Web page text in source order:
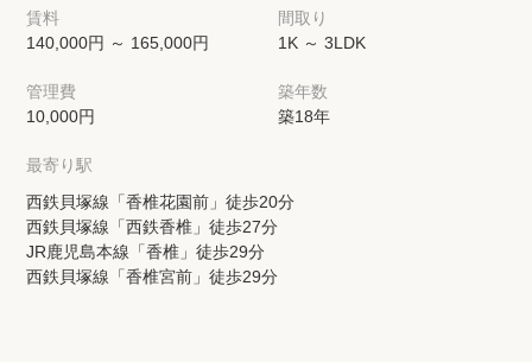
希望条件を伝えてプロに探してもらう
来店予約
各種お問い合わせ
高級賃貸物件コラム
高級賃貸物件トピック 会社概要
賃料
140,000円 ～ 165,000円
間取り
1K ～ 3LDK
管理費
10,000円
築年数
築18年
最寄り駅
西鉄貝塚線「香椎花園前」徒歩20分
西鉄貝塚線「西鉄香椎」徒歩27分
JR鹿児島本線「香椎」徒歩29分
西鉄貝塚線「香椎宮前」徒歩29分